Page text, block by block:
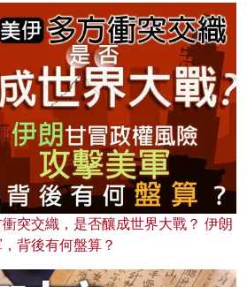
突交織，是否釀成世界大戰？ 伊朗
背後有何盤算？